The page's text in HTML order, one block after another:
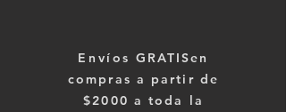
Envíos GRATISen
compras a partir de
$2000 a toda la